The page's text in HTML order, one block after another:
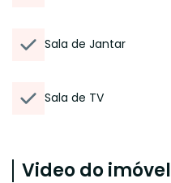
Sala de Jantar
Sala de TV
Video do imóvel